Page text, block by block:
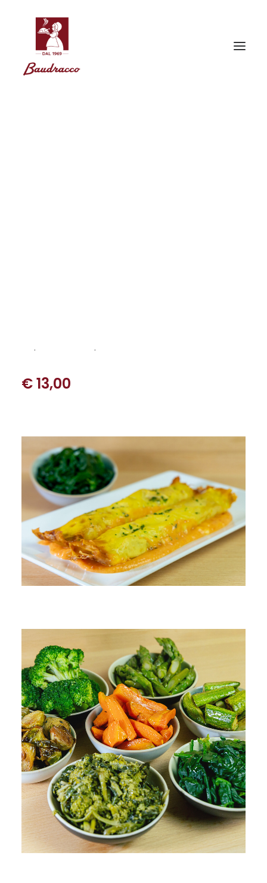
Un plat familial, simple et sincère.
€ 13,00